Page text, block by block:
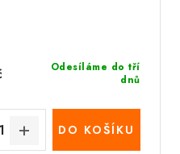
Odesíláme do tří
dnů
DO KOŠÍKU